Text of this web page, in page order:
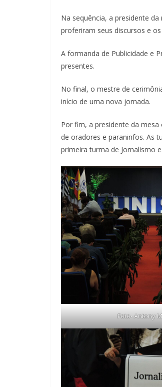
Na sequência, a presidente
proferiram seus discursos e
A formanda de Publicidade e
presentes.
No final, o mestre de
início de uma nova jornada.
Por fim, a presidente da
de oradores e paraninfos. As
primeira turma de Jornalismo
Foto- Antony